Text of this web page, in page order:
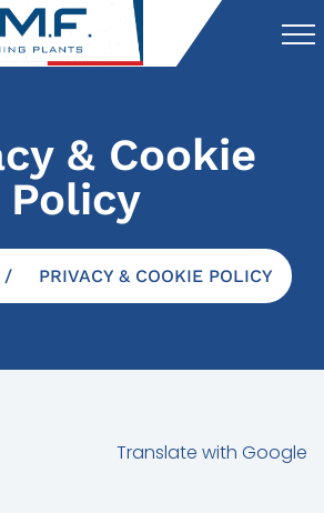
& Cookie
Policy
PRIVACY & COOKIE POLICY
Translate with Google